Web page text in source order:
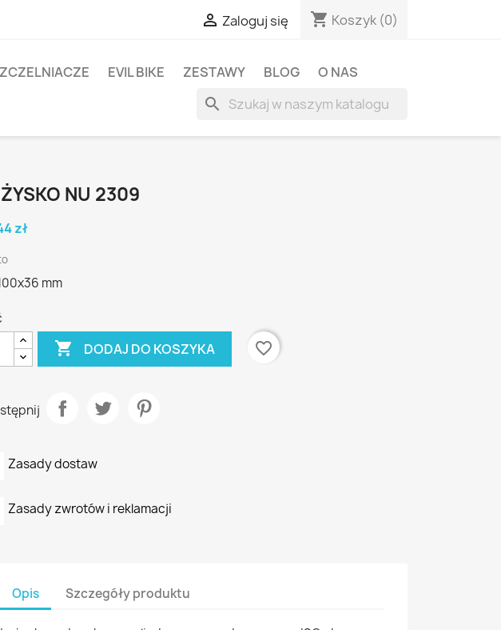
 Zaloguj się shopping_cart Koszyk (0)
EVIL BIKE ZESTAWY BLOG O NAS
search
NU 2309
zł
mm
 DODAJ DO KOSZYKA favorite_border
Zasady dostaw
Zasady zwrotów i reklamacji
Opis Szczegóły produktu